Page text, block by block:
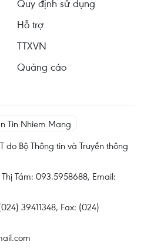
Quy định sử dụng
Hỗ trợ
TTXVN
Quảng cáo
do Bộ Thông tin và Truyền thông
Tám: 093.5958688, Email:
39411348, Fax: (024)